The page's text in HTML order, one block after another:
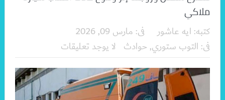
ملاكي
كتبه: ايه عاشور فى: مارس 09, 2026
فى: التوب ستوري, حوادث لا يوجد تعليقات